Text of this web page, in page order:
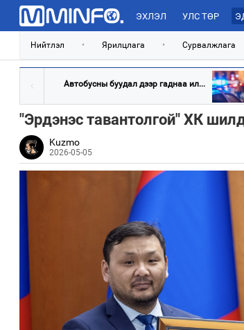
ЭХЛЭЛ УЛС ТӨР
Нийтлэл • Ярилцлага • Сурвалжлага
Автобусны буудал дээр гаднаа ил...
"Эрдэнэс тавантолгой" ХК
Kuzmo
2026-05-05